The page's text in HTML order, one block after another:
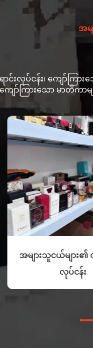
အမ
းလုပ်ငန်း၊ ကျော်ကြာ
ကျော်ကြားသော မာတိကာ
အများသူငယ်များ၏
လုပ်ငန်း